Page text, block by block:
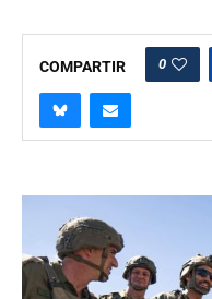
COMPARTIR 0